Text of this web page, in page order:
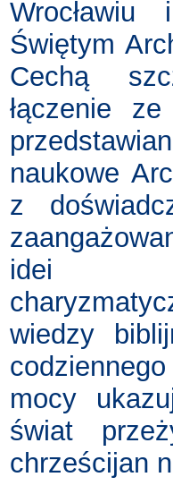
Świętym
Cechą
łączenie
naukowe
z
idei
wiedzy
mocy
świat
chrześcijan